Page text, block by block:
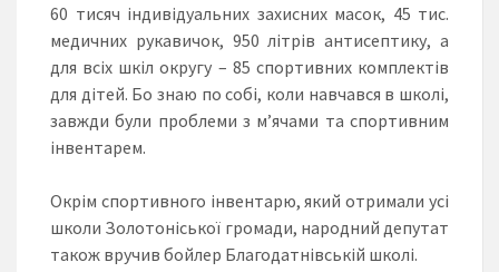
60 тисяч індивідуальних захисних масок, 45 тис.
медичних рукавичок, 950 літрів антисептику, а
для всіх шкіл округу – 85 спортивних комплектів
для дітей. Бо знаю по собі, коли навчався в школі,
завжди були проблеми з м’ячами та спортивним
інвентарем.
Окрім спортивного інвентарю, який отримали усі
школи Золотоніської громади, народний депутат
також вручив бойлер Благодатнівській школі.